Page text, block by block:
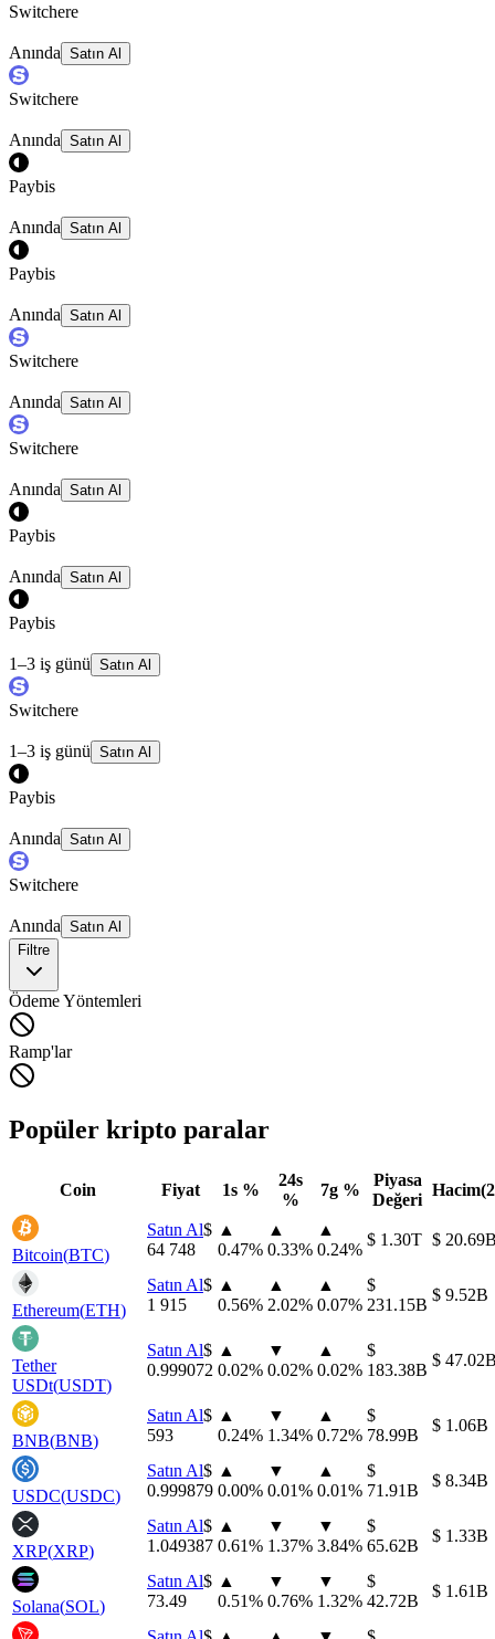
Switchere
Anında Satın Al
Switchere
Anında Satın Al
Paybis
Anında Satın Al
Paybis
Anında Satın Al
Switchere
Anında Satın Al
Switchere
Anında Satın Al
Paybis
Anında Satın Al
Paybis
1–3 iş günü Satın Al
Switchere
1–3 iş günü Satın Al
Paybis
Anında Satın Al
Switchere
Anında Satın Al
Filtre
Ödeme Yöntemleri
Ramp'lar
Popüler kripto paralar
Coin Fiyat 1s %
24s
%
7g %
Piyasa
Değeri
Bitcoin(BTC)
Satın Al⁦$⁩
64 748
▲
0.47%
▲
0.33%
▲
0.24%
⁦$⁩ 1.30T ⁦$⁩
Ethereum(ETH)
Satın Al⁦$⁩
1 915
▲
0.56%
▲
2.02%
▲
0.07%
⁦$⁩
231.15B
⁦$⁩ 9.52B
Tether
USDt(USDT)
Satın Al⁦$⁩
0.999072
▲
0.02%
▼
0.02%
▲
0.02%
⁦$⁩
183.38B
⁦$⁩
BNB(BNB)
Satın Al⁦$⁩
593
▲
0.24%
▼
1.34%
▲
0.72%
⁦$⁩
78.99B
⁦$⁩ 1.06B
USDC(USDC)
Satın Al⁦$⁩
0.999879
▲
0.00%
▼
0.01%
▲
0.01%
⁦$⁩
71.91B
⁦$⁩ 8.34B
XRP(XRP)
Satın Al⁦$⁩
1.049387
▲
0.61%
▼
1.37%
▼
3.84%
⁦$⁩
65.62B
⁦$⁩ 1.33B
Solana(SOL)
Satın Al⁦$⁩
73.49
▲
0.51%
▼
0.76%
▼
1.32%
⁦$⁩
42.72B
⁦$⁩ 1.61B